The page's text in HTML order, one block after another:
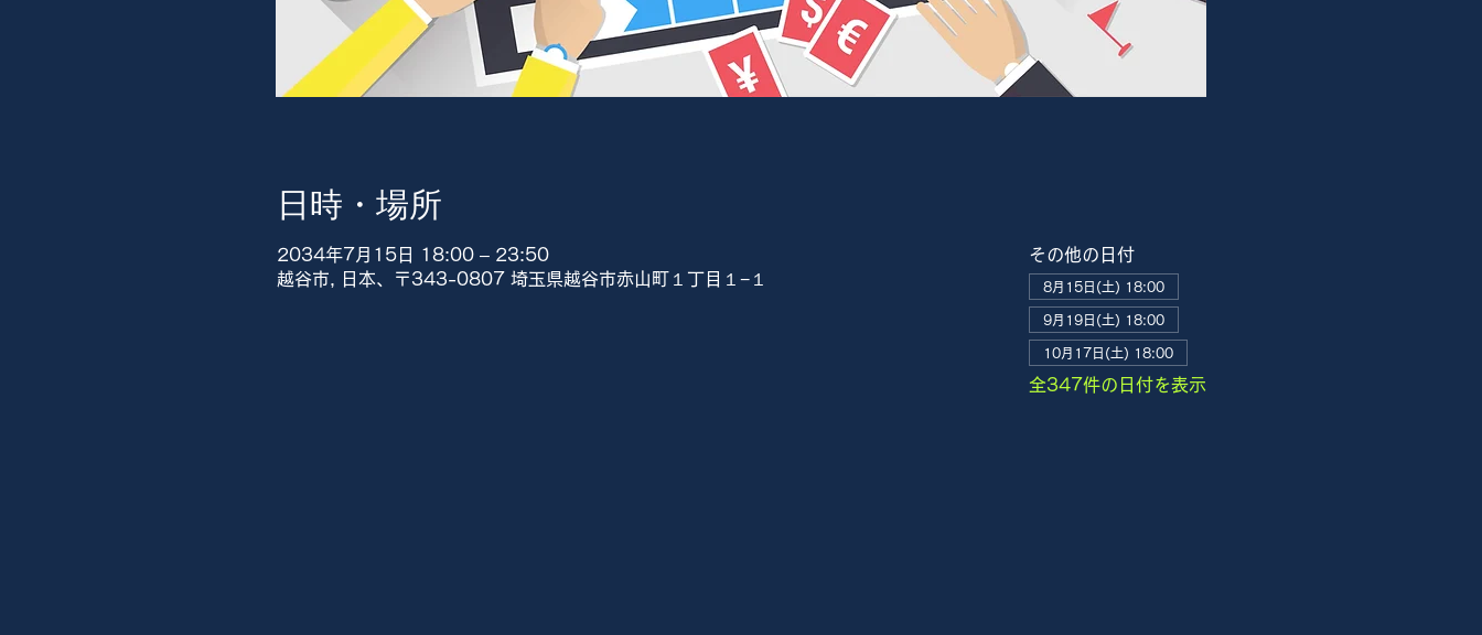
日時・場所
2034年7月15日 18:00 – 23:50
越谷市, 日本、〒343-0807 埼玉県越谷市赤山町１丁目１−１
その他の日付
8月15日(土) 18:00
9月19日(土) 18:00
10月17日(土) 18:00
全347件の日付を表示